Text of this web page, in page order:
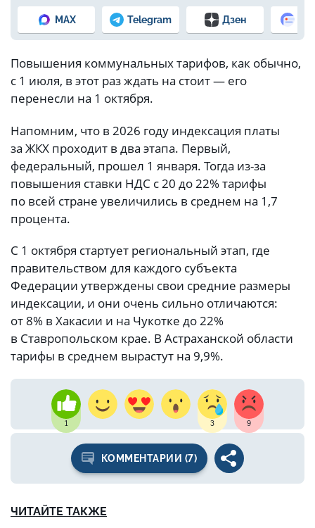
MAX Telegram Дзен
Повышения коммунальных тарифов, как обычно,
с 1 июля, в этот раз ждать на стоит — его
перенесли на 1 октября.
Напомним, что в 2026 году индексация платы
за ЖКХ проходит в два этапа. Первый,
федеральный, прошел 1 января. Тогда из-за
повышения ставки НДС с 20 до 22% тарифы
по всей стране увеличились в среднем на 1,7
процента.
С 1 октября стартует региональный этап, где
правительством для каждого субъекта
Федерации утверждены свои средние размеры
индексации, и они очень сильно отличаются:
от 8% в Хакасии и на Чукотке до 22%
в Ставропольском крае. В Астраханской области
тарифы в среднем вырастут на 9,9%.
1 3 9
КОММЕНТАРИИ (7)
ЧИТАЙТЕ ТАКЖЕ